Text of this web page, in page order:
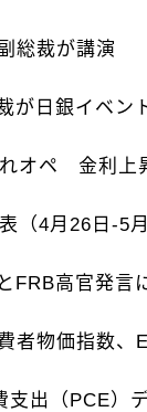
総裁が講演
が日銀イベ
オペ 金利上
表（4月26日-
FRB高官発
者物価指数
支出（PCE